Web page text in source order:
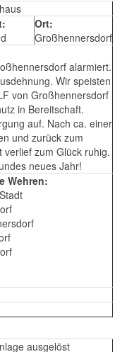
Ort:
Großhennersdorf
alarmiert.
Wir speisten
von Großhennersdorf
in Bereitschaft.
auf. Nach ca. einer
und zurück zum
zum Glück ruhig.
neues Jahr!
Wehren:
ausgelöst